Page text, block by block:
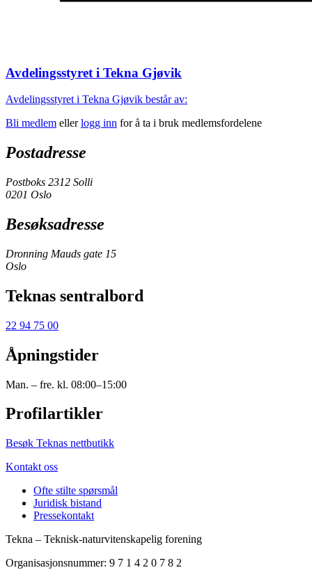
Avdelingsstyret i Tekna Gjøvik
Avdelingsstyret i Tekna Gjøvik består av:
Bli medlem ellerlogg inn for å ta i bruk medlemsfordelene
Postadresse
Postboks 2312 Solli
0201 Oslo
Besøksadresse
Dronning Mauds gate 15
Oslo
Teknas sentralbord
22 94 75 00
Åpningstider
Man. – fre. kl. 08:00–15:00
Profilartikler
Besøk Teknas nettbutikk
Kontakt oss
Ofte stilte spørsmål
Juridisk bistand
Pressekontakt
Tekna – Teknisk-naturvitenskapelig forening
Organisasjonsnummer: 9 7 1 4 2 0 7 8 2